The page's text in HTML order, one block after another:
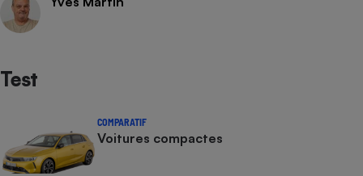
Test
COMPARATIF
Voitures compactes